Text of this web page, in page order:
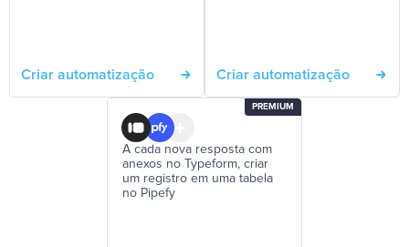
Criar automatização Criar automatização
PREMIUM
A cada nova resposta com
anexos no Typeform, criar
um registro em uma tabela
no Pipefy